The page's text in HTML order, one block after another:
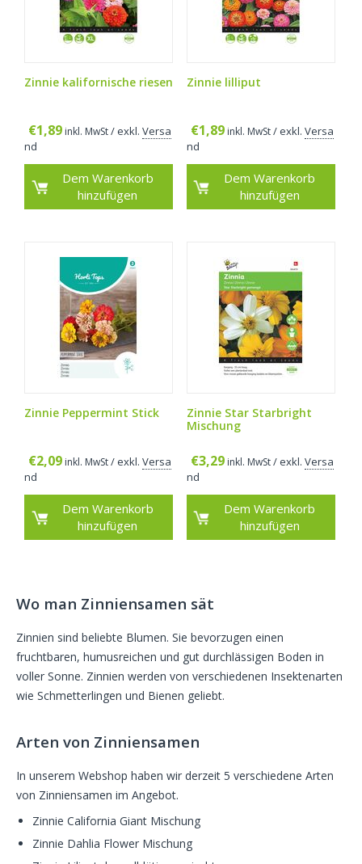
Zinnie kalifornische riesen
€1,89 inkl. MwSt/ exkl. Versa
nd
Dem Warenkorb
hinzufügen
Zinnie lilliput
€1,89 inkl. MwSt / exkl. Versa
nd
Dem Warenkorb
hinzufügen
Zinnie Peppermint Stick
€2,09 inkl. MwSt/ exkl. Versa
nd
Dem Warenkorb
hinzufügen
Zinnie Star Starbright
Mischung
€3,29 inkl. MwSt / exkl. Versa
nd
Dem Warenkorb
hinzufügen
Wo man Zinniensamen sät
Zinnien sind beliebte Blumen. Sie bevorzugen einen
fruchtbaren, humusreichen und gut durchlässigen Boden in
voller Sonne. Zinnien werden von verschiedenen Insektenarten
wie Schmetterlingen und Bienen geliebt.
Arten von Zinniensamen
In unserem Webshop haben wir derzeit 5 verschiedene Arten
von Zinniensamen im Angebot.
Zinnie California Giant Mischung
Zinnie Dahlia Flower Mischung